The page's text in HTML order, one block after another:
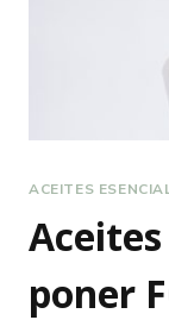
ACEITES
poner